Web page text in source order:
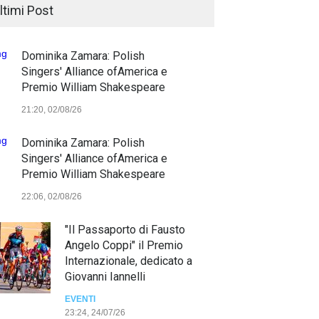
Post
Dominika Zamara: Polish
Singers' Alliance ofAmerica e
Premio William Shakespeare
21:20, 02/08/26
Dominika Zamara: Polish
Singers' Alliance ofAmerica e
Premio William Shakespeare
22:06, 02/08/26
"Il Passaporto di Fausto
Angelo Coppi" il Premio
Internazionale, dedicato a
Giovanni Iannelli
EVENTI
23:24, 24/07/26